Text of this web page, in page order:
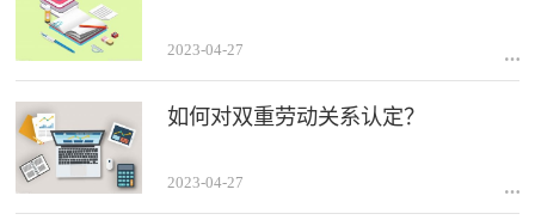
2023-04-27
如何对双重劳动关系认定？
2023-04-27